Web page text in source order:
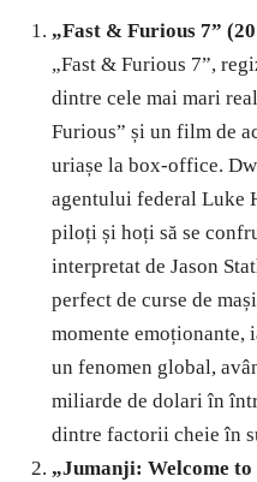
„Fast & Furious 7”
„Fast & Furious 7”,
dintre cele mai mari
Furious” și un film de
uriașe la box-office.
agentului federal Luke
piloți și hoți să se
interpretat de Jason
perfect de curse de
momente emoționante,
un fenomen global,
miliarde de dolari în
dintre factorii cheie în
„Jumanji: Welcome to